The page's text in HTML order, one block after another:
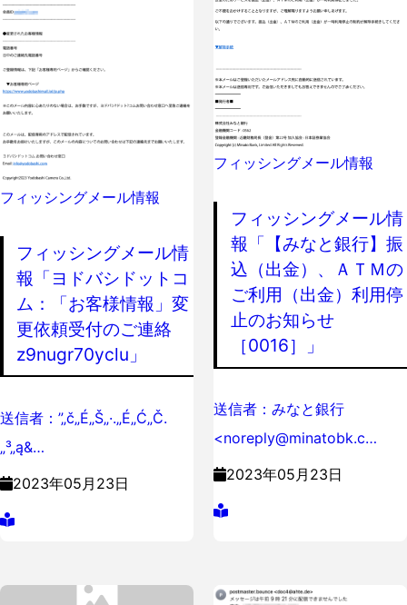
フィッシングメール情報
フィッシングメール情
報「ヨドバシドットコ
ム：「お客様情報」変
更依頼受付のご連絡
z9nugr70yclu」
送信者：”„č„É„Š„·.„É„Ć„Č.
„³„ą&…
2023年05月23日
フィッシングメール情報
フィッシングメール情
報「【みなと銀行】振
込（出金）、ＡＴＭの
ご利用（出金）利用停
止のお知らせ
［0016］」
送信者：みなと銀行
<noreply@minatobk.c…
2023年05月23日